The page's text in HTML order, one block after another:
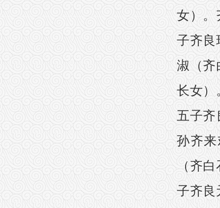
女）。
子齐良
淑（齐
长女）
五子齐
孙齐
（齐白
子齐良